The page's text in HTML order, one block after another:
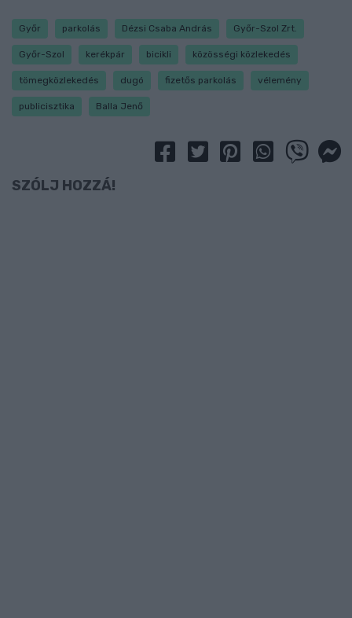
Győr parkolás Dézsi Csaba András Győr-Szol Zrt.
Győr-Szol kerékpár bicikli közösségi közlekedés
tömegközlekedés dugó fizetős parkolás vélemény
publicisztika Balla Jenő
SZÓLJ HOZZÁ!